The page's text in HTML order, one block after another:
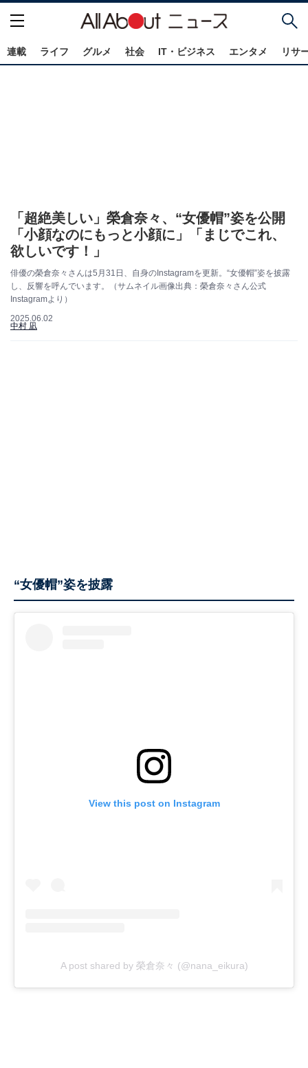
連載 ライフ グルメ 社会 IT・ビジネス エンタメ リサ
「超絶美しい」榮倉奈々、“女優帽”姿を公開
「小顔なのにもっと小顔に」「まじでこれ、
欲しいです！」
俳優の榮倉奈々さんは5月31日、自身のInstagramを更新。“女優帽”姿を披露
し、反響を呼んでいます。（サムネイル画像出典：榮倉奈々さん公式
Instagramより）
2025.06.02
中村 凪
“女優帽”姿を披露
View this post on Instagram
A post shared by 榮倉奈々 (@nana_eikura)